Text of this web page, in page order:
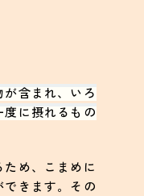
含まれ、いろ
に摂れるもの
め、こまめに
できます。その